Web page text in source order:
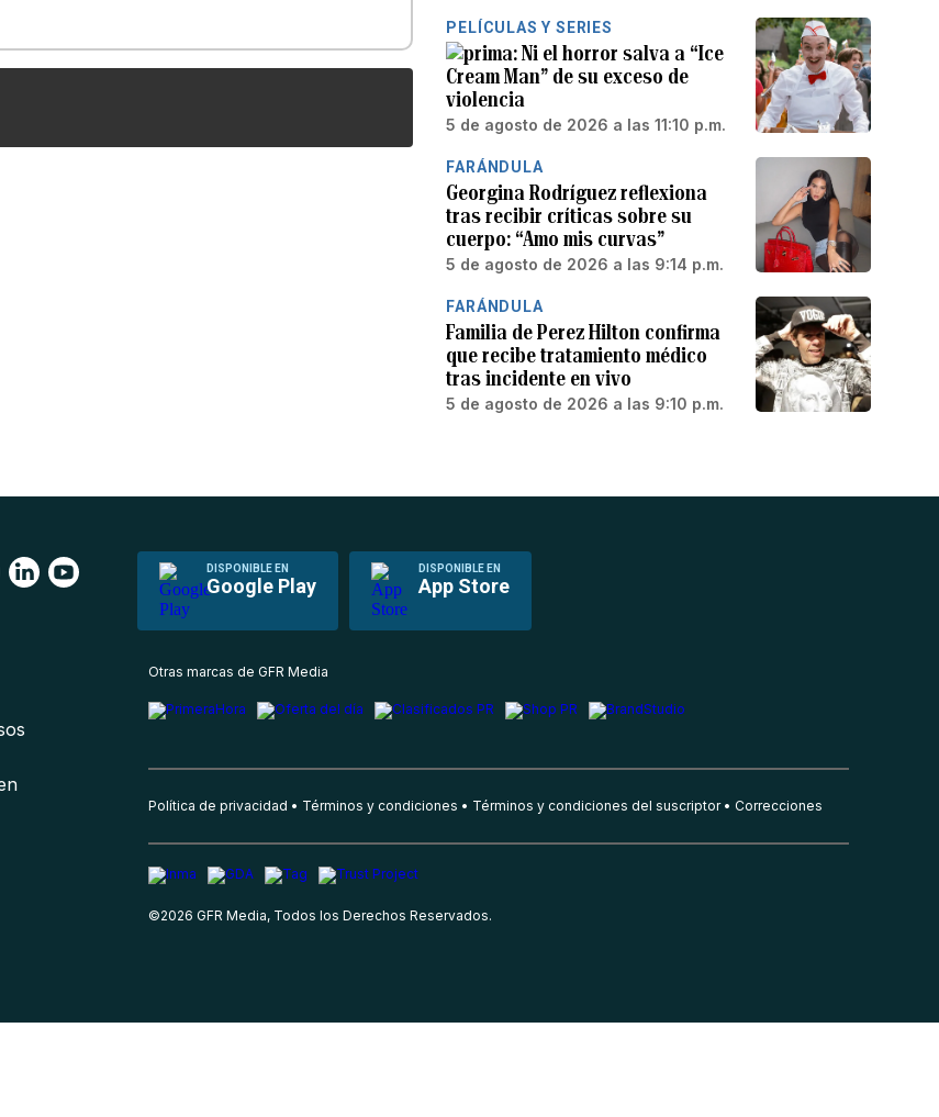
PELÍCULAS Y SERIES
Ni el horror salva a “Ice
Cream Man” de su exceso de
violencia
5 de agosto de 2026 a las 11:10 p.m.
FARÁNDULA
Georgina Rodríguez reflexiona
tras recibir críticas sobre su
cuerpo: “Amo mis curvas”
5 de agosto de 2026 a las 9:14 p.m.
FARÁNDULA
Familia de Perez Hilton confirma
que recibe tratamiento médico
tras incidente en vivo
5 de agosto de 2026 a las 9:10 p.m.
DISPONIBLE EN
Google Play
DISPONIBLE EN
App Store
Otras marcas de GFR Media
Política de privacidad Términos y condiciones Términos y condiciones del suscriptor Correcciones
©2026 GFR Media, Todos los Derechos Reservados.